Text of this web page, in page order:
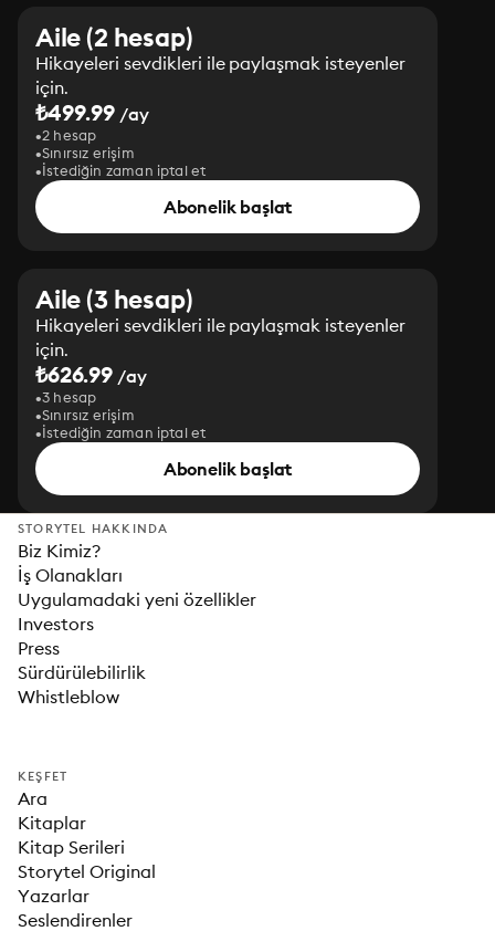
Aile (2 hesap)
Hikayeleri sevdikleri ile paylaşmak isteyenler
için.
₺499.99 /ay
2 hesap
Sınırsız erişim
İstediğin zaman iptal et
Abonelik başlat
Aile (3 hesap)
Hikayeleri sevdikleri ile paylaşmak isteyenler
için.
₺626.99 /ay
3 hesap
Sınırsız erişim
İstediğin zaman iptal et
Abonelik başlat
STORYTEL HAKKINDA
Biz Kimiz?
İş Olanakları
Uygulamadaki yeni özellikler
Investors
Press
Sürdürülebilirlik
Whistleblow
KEŞFET
Ara
Kitaplar
Kitap Serileri
Storytel Original
Yazarlar
Seslendirenler